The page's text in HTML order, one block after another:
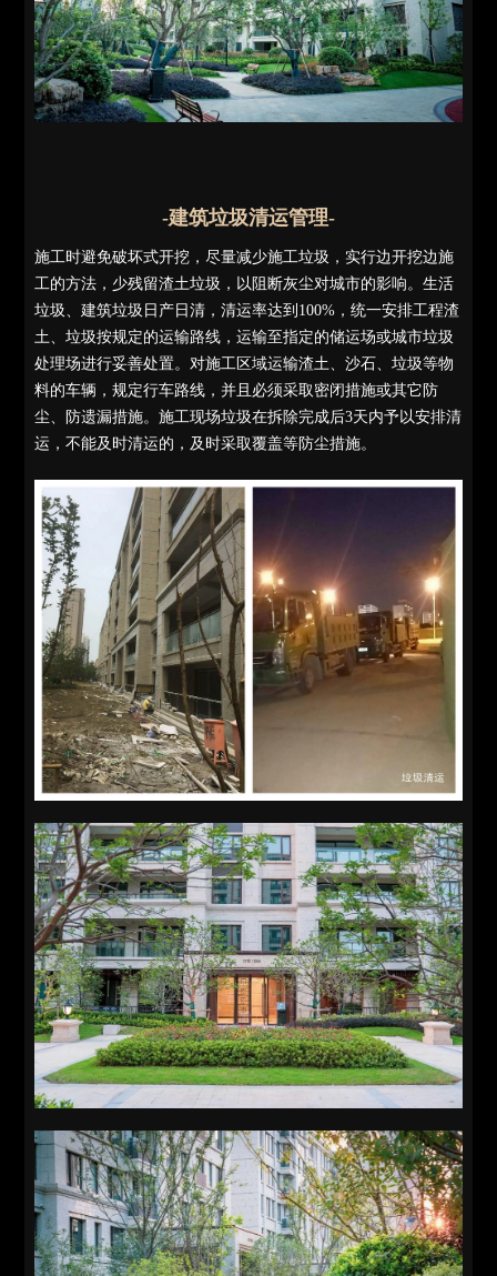
-建筑垃圾清运管理-
施工时避免破坏式开挖，尽量减少施工垃圾，实行边开挖边施
工的方法，少残留渣土垃圾，以阻断灰尘对城市的影响。生活
垃圾、建筑垃圾日产日清，清运率达到100%，统一安排工程渣
土、垃圾按规定的运输路线，运输至指定的储运场或城市垃圾
处理场进行妥善处置。对施工区域运输渣土、沙石、垃圾等物
料的车辆，规定行车路线，并且必须采取密闭措施或其它防
尘、防遗漏措施。施工现场垃圾在拆除完成后3天内予以安排清
运，不能及时清运的，及时采取覆盖等防尘措施。